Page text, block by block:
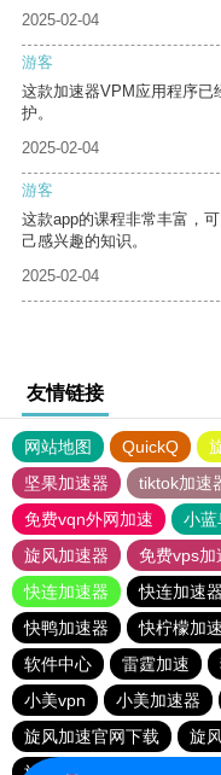
2025-02-04
游客
这款加速器VPM应用程序已
护。
2025-02-04
游客
这款app的课程非常丰富，
己感兴趣的知识。
2025-02-04
友情链接
网站地图 QuickQ
坚果加速器
tiktok加速
免费vqn外网加速
小蓝
旋风加速器
免费vps加
快连加速器
快连加速
快鸭加速器
快柠檬加
软件中心
雷霆加速
小美vpn
小美加速器
旋风加速官网下载
旋